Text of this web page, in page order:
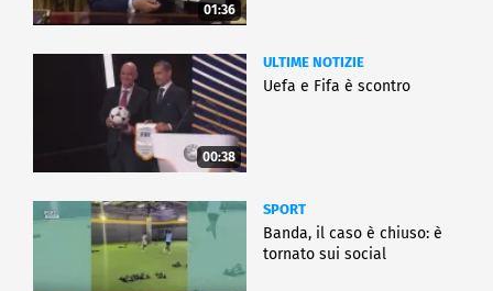
01:36
00:38
ULTIME NOTIZIE
Uefa e Fifa è scontro
SPORT
Banda, il caso è chiuso: è
tornato sui social